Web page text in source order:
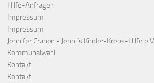
Hilfe-Anfragen
Impressum
Impressum
Jennifer Cranen - Jenni´s Kinder-Krebs-Hilfe e.V.
Kommunalwahl
Kontakt
Kontakt